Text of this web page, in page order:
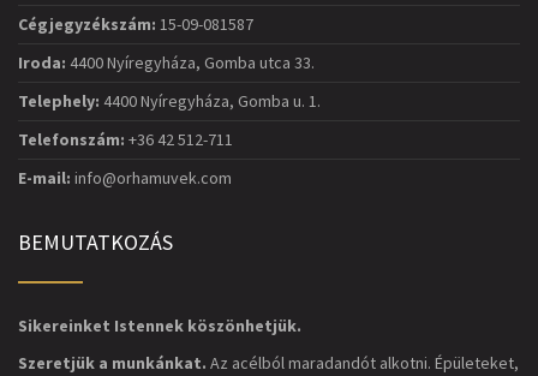
Cégjegyzékszám: 15-09-081587
Iroda: 4400 Nyíregyháza, Gomba utca 33.
Telephely: 4400 Nyíregyháza, Gomba u. 1.
Telefonszám: +36 42 512-711
E-mail: info@orhamuvek.com
BEMUTATKOZÁS
Sikereinket Istennek köszönhetjük.
Szeretjük a munkánkat. Az acélból maradandót alkotni. Épületeket,